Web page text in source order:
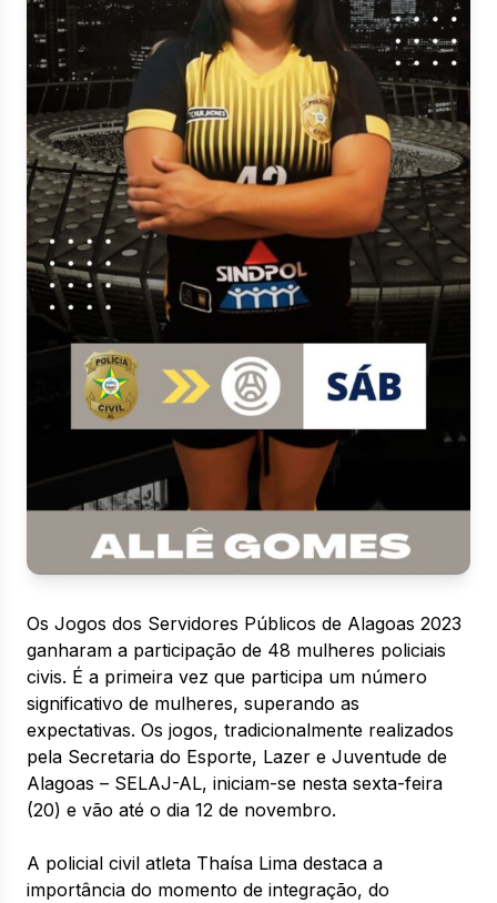
Os Jogos dos Servidores Públicos de Alagoas 2023
ganharam a participação de 48 mulheres policiais
civis. É a primeira vez que participa um número
significativo de mulheres, superando as
expectativas. Os jogos, tradicionalmente realizados
pela Secretaria do Esporte, Lazer e Juventude de
Alagoas – SELAJ-AL, iniciam-se nesta sexta-feira
(20) e vão até o dia 12 de novembro.
A policial civil atleta Thaísa Lima destaca a
importância do momento de integração, do